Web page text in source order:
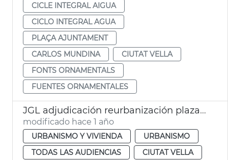
CICLE INTEGRAL AIGUA
CICLO INTEGRAL AGUA
PLAÇA AJUNTAMENT
CARLOS MUNDINA
CIUTAT VELLA
FONTS ORNAMENTALS
FUENTES ORNAMENTALES
JGL adjudicación reurbanización plaza Ajuntament
modificado hace 1 año
URBANISMO Y VIVIENDA
URBANISMO
TODAS LAS AUDIENCIAS
CIUTAT VELLA